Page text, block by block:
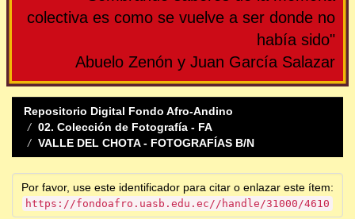
colectiva es como se vuelve a ser donde no
había sido"
Abuelo Zenón y Juan García Salazar
Repositorio Digital Fondo Afro-Andino
02. Colección de Fotografía - FA
VALLE DEL CHOTA - FOTOGRAFÍAS B/N
Por favor, use este identificador para citar o enlazar este ítem:
https://fondoafro.uasb.edu.ec//handle/31000/4610